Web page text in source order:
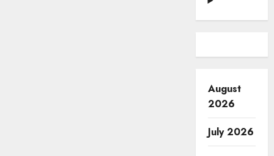
August
2026
July 2026